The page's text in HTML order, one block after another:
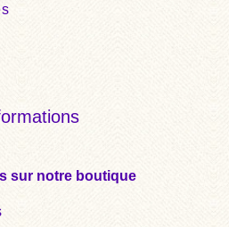
sur notre boutique